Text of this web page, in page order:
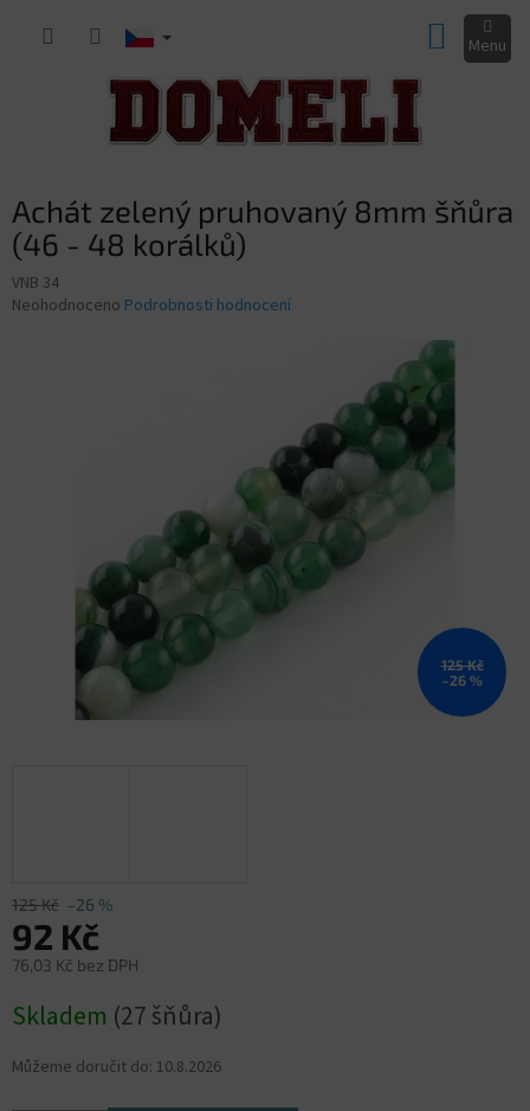
KOŠÍK
Achát zelený pruhovaný 8mm šňůra
(46 - 48 korálků)
VNB 34
Průměrné
Neohodnoceno Podrobnosti hodnocení
125 Kč
–26 %
125 Kč –26 %
92 Kč
76,03 Kč bez DPH
cena:
Skladem (27 šňůra)
Můžeme doručit do: 10.8.2026